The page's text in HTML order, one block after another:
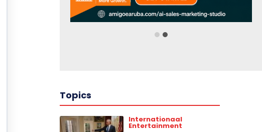
Topics
Internationaal
Entertainment